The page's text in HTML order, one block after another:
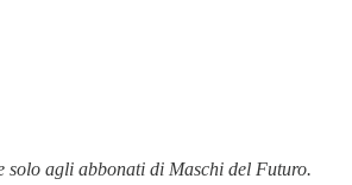
solo agli abbonati di Maschi del Futuro.